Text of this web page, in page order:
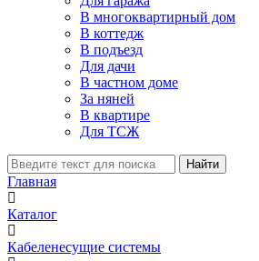
В многоквартирный дом
В коттедж
В подъезд
Для дачи
В частном доме
За няней
В квартире
Для ТСЖ
Найти
Главная
Каталог
Кабеленесущие системы